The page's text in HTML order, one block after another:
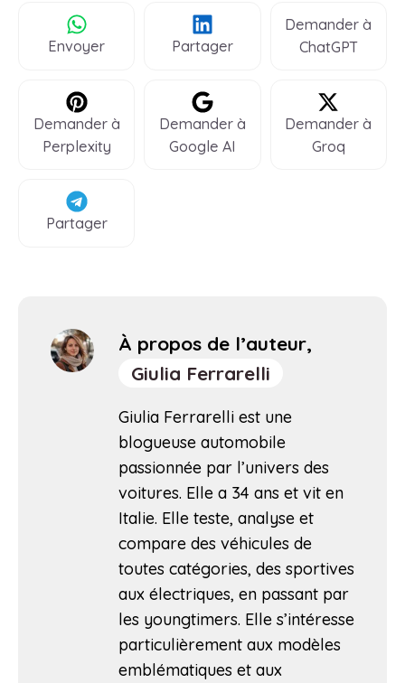
Envoyer Partager
Demander à
ChatGPT
Demander à
Perplexity
Demander à
Google AI
Demander à
Groq
Partager
À propos de l’auteur,
Giulia Ferrarelli
Giulia Ferrarelli est une
blogueuse automobile
passionnée par l’univers des
voitures. Elle a 34 ans et vit en
Italie. Elle teste, analyse et
compare des véhicules de
toutes catégories, des sportives
aux électriques, en passant par
les youngtimers. Elle s’intéresse
particulièrement aux modèles
emblématiques et aux